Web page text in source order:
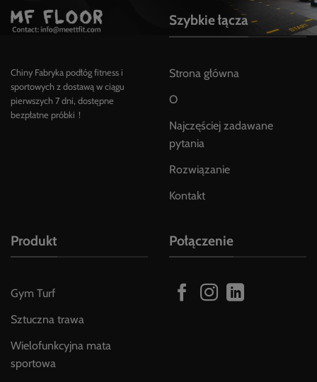
Chiny Fabryka podłóg fitness i
sportowych z dostawą w ciągu
pierwszych 7 dni, dostępne
bezpłatne próbki！
Szybkie łącza
Strona główna
O
Najczęściej zadawane
pytania
Rozwiązanie
Kontakt
Produkt
Gym Turf
Sztuczna trawa
Wielofunkcyjna mata
sportowa
Połączenie